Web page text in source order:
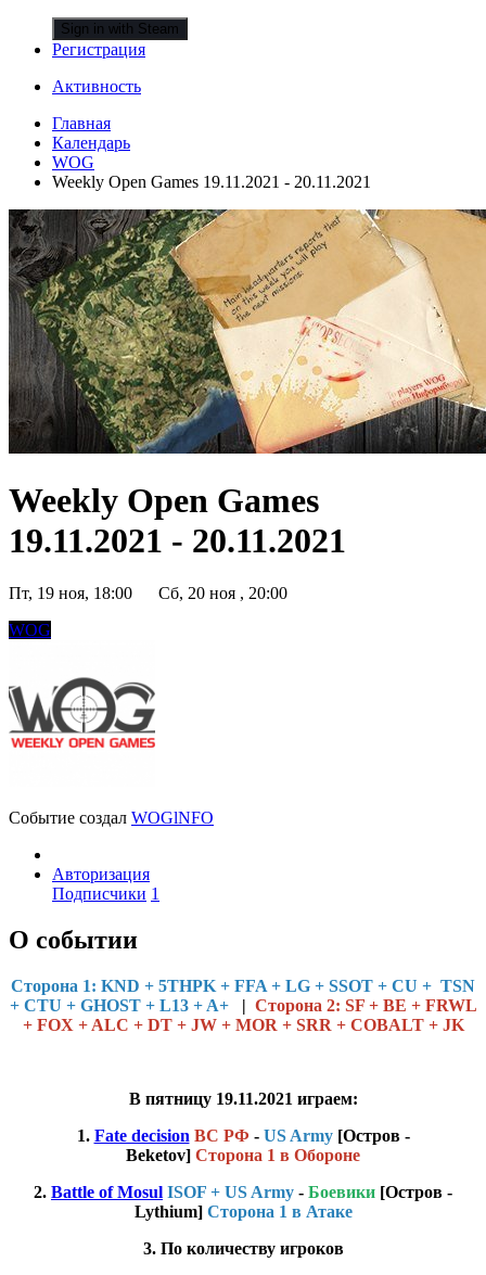
Sign in with Steam
Регистрация
Активность
Главная
Календарь
WOG
Weekly Open Games 19.11.2021 - 20.11.2021
Weekly Open Games
19.11.2021 - 20.11.2021
Пт, 19 ноя, 18:00
Сб, 20 ноя , 20:00
WOG
Событие создал WOGlNFO
Авторизация
Подписчики 1
О событии
Cторона 1: KND + 5THPK + FFA + LG + SSOT + CU + TSN
+ CTU + GHOST + L13 + A+| Сторона 2: SF + BE + FRWL
+ FOX + ALC + DT + JW + MOR + SRR + COBALT + JK
В пятницу 19.11.2021 играем:
1. Fate decision ВС РФ - US Army[Остров -
Beketov] Сторона 1 в Обороне
2. Battle of Mosul ISOF + US Army - Боевики [Остров -
Lythium] Сторона 1 в Атаке
3. По количеству игроков